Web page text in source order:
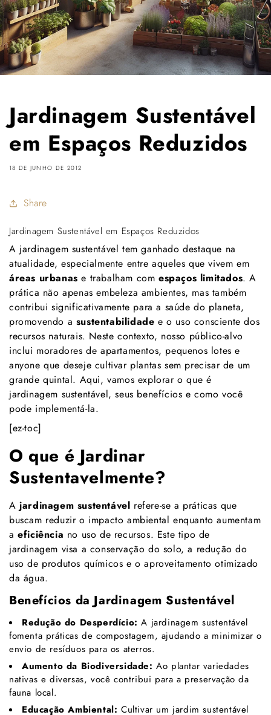
Jardinagem Sustentável
em Espaços Reduzidos
18 DE JUNHO DE 2012
Share
Jardinagem Sustentável em Espaços Reduzidos
A jardinagem sustentável tem ganhado destaque na
atualidade, especialmente entre aqueles que vivem em
áreas urbanas e trabalham comespaços limitados. A
prática não apenas embeleza ambientes, mas também
contribui significativamente para a saúde do planeta,
promovendo a sustentabilidade e o uso consciente dos
recursos naturais. Neste contexto, nosso público-alvo
inclui moradores de apartamentos, pequenos lotes e
anyone que deseje cultivar plantas sem precisar de um
grande quintal. Aqui, vamos explorar o que é
jardinagem sustentável, seus benefícios e como você
pode implementá-la.
[ez-toc]
O que é Jardinar
Sustentavelmente?
Ajardinagem sustentável refere-se a práticas que
buscam reduzir o impacto ambiental enquanto aumentam
aeficiência no uso de recursos. Este tipo de
jardinagem visa a conservação do solo, a redução do
uso de produtos químicos e o aproveitamento otimizado
da água.
Benefícios da Jardinagem Sustentável
Redução do Desperdício: A jardinagem sustentável
fomenta práticas de compostagem, ajudando a minimizar o
envio de resíduos para os aterros.
Aumento da Biodiversidade: Ao plantar variedades
nativas e diversas, você contribui para a preservação da
fauna local.
Educação Ambiental: Cultivar um jardim sustentável